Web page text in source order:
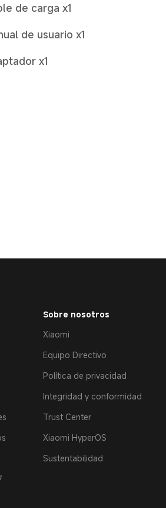
de carga x1
de usuario x1
x1
Sobre nosotros
Xiaomi
Equipo Directivo
Política de privacidad
Integridad y conformidad
Trust Center
Xiaomi HyperOS
Sustentabilidad